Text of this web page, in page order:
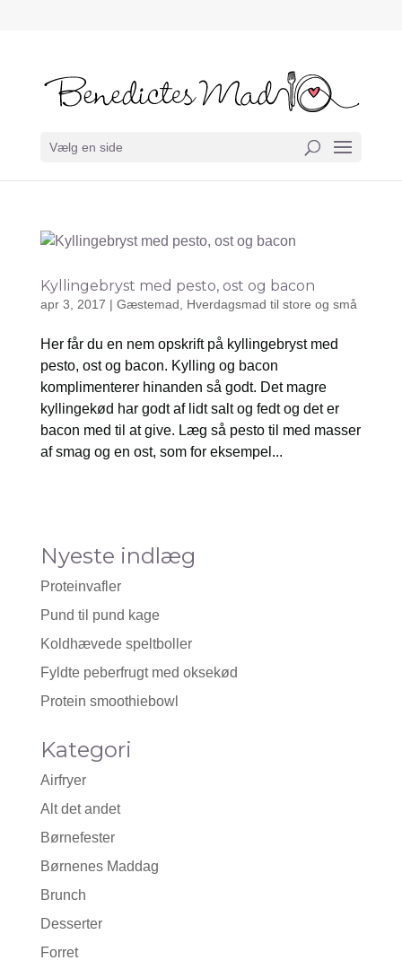
Vælg en side
Kyllingebryst med pesto, ost og bacon
apr 3, 2017 | Gæstemad Hverdagsmad til store og små
Her får du en nem opskrift på kyllingebryst med
pesto, ost og bacon. Kylling og bacon
komplimenterer hinanden så godt. Det magre
kyllingekød har godt af lidt salt og fedt og det er
bacon med til at give. Læg så pesto til med masser
af smag og en ost, som for eksempel...
Nyeste indlæg
Proteinvafler
Pund til pund kage
Koldhævede speltboller
Fyldte peberfrugt med oksekød
Protein smoothiebowl
Kategori
Airfryer
Alt det andet
Børnefester
Børnenes Maddag
Brunch
Desserter
Forret